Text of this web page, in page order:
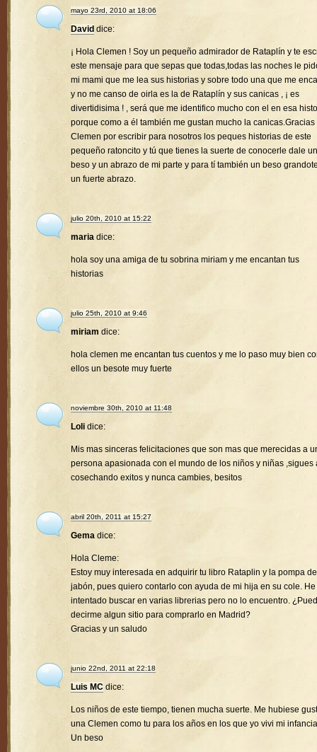
mayo 23rd, 2010 at 18:06
David dice:
¡ Hola Clemen ! Soy un pequeño admirador de Rataplín y te
este mensaje para que sepas que todas,todas las noches le
mi mami que me lea sus historias y sobre todo una que me
y no me canso de oirla es la de Rataplín y sus canicas , ¡ es
divertidisima ! , será que me identifico mucho con el en esa
porque como a él también me gustan mucho la canicas.Gracias
Clemen por escribir para nosotros los peques historias de este
pequeño ratoncito y tú que tienes la suerte de conocerle dale un
beso y un abrazo de mi parte y para tí también un beso
un fuerte abrazo.
julio 20th, 2010 at 15:22
maria dice:
hola soy una amiga de tu sobrina miriam y me encantan tus
historias
julio 25th, 2010 at 9:46
miriam dice:
hola clemen me encantan tus cuentos y me lo paso muy bien
ellos un besote muy fuerte
noviembre 30th, 2010 at 11:48
Loli dice:
Mis mas sinceras felicitaciones que son mas que merecidas a
persona apasionada con el mundo de los niños y niñas ,sigues
cosechando exitos y nunca cambies, besitos
abril 20th, 2011 at 15:27
Gema dice:
Hola Cleme:
Estoy muy interesada en adquirir tu libro Rataplin y la pompa de
jabón, pues quiero contarlo con ayuda de mi hija en su cole. He
intentado buscar en varias librerias pero no lo encuentro.
decirme algun sitio para comprarlo en Madrid?
Gracias y un saludo
junio 22nd, 2011 at 22:18
Luis MC dice:
Los niños de este tiempo, tienen mucha suerte. Me hubiese
una Clemen como tu para los años en los que yo vivi mi
Un beso